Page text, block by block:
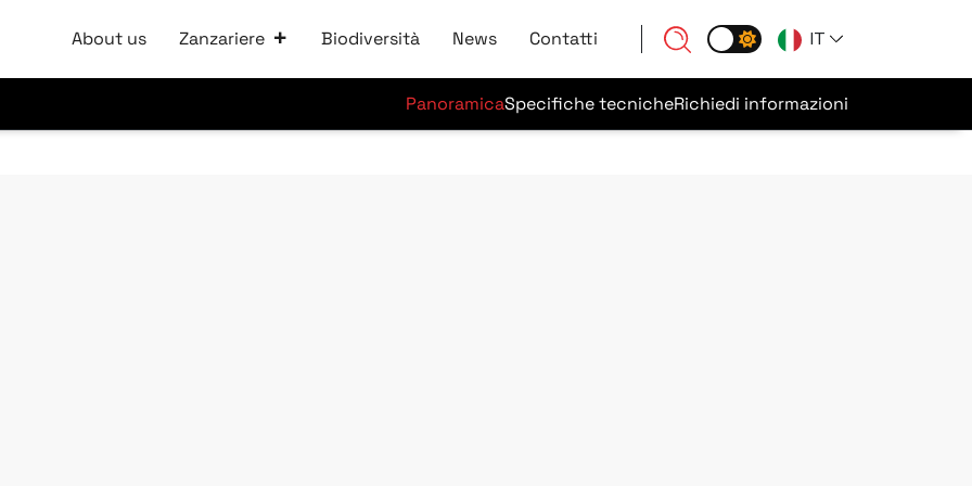
About us
Zanzariere Biodiversità News Contatti IT
PanoramicaSpecifiche tecnicheRichiedi informazioni